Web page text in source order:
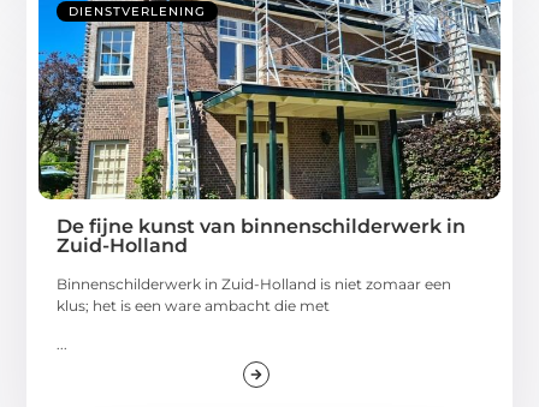
DIENSTVERLENING
De fijne kunst van binnenschilderwerk in
Zuid-Holland
Binnenschilderwerk in Zuid-Holland is niet zomaar een
klus; het is een ware ambacht die met
...